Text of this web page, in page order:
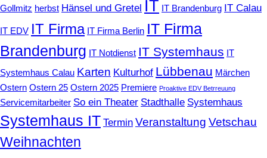
Gollmitz herbst Hänsel und Gretel IT IT Brandenburg IT Calau
IT EDV IT Firma IT Firma Berlin IT Firma
Brandenburg IT Notdienst IT Systemhaus IT
Systemhaus Calau Karten Kulturhof Lübbenau Märchen
Ostern Ostern 25 Ostern 2025 Premiere Proaktive EDV Betrreuung
Servicemitarbeiter So ein Theater Stadthalle Systemhaus
Systemhaus IT Termin Veranstaltung Vetschau
Weihnachten